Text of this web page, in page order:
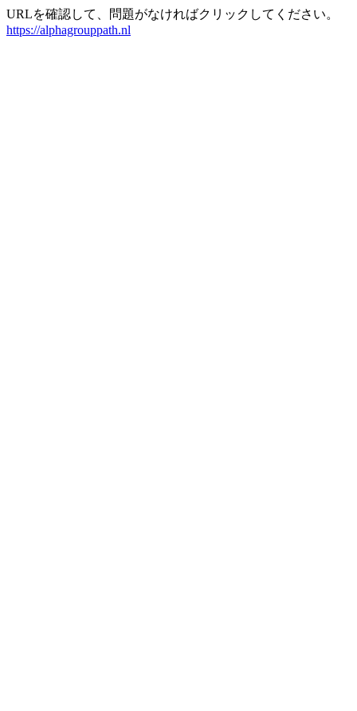
URLを確認して、問題がなければクリックしてください。
https://alphagrouppath.nl